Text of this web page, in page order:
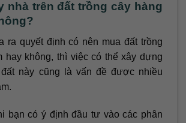
nhà trên đất trồng cây hàng
ra quyết định có nên mua đất trồng
hay không, thì việc có thể xây dựng
này cũng là vấn đề được nhiều
bạn có ý định đầu tư vào các phân